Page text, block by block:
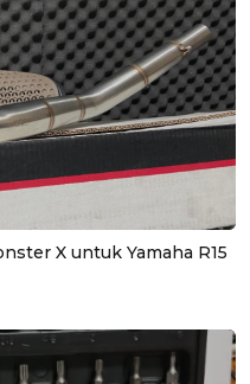
X untuk Yamaha R15